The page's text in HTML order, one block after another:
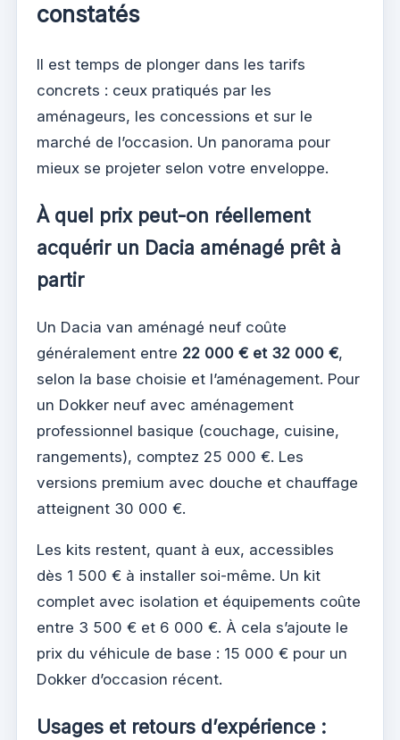
constatés
Il est temps de plonger dans les tarifs
concrets : ceux pratiqués par les
aménageurs, les concessions et sur le
marché de l’occasion. Un panorama pour
mieux se projeter selon votre enveloppe.
À quel prix peut-on réellement
acquérir un Dacia aménagé prêt à
partir
Un Dacia van aménagé neuf coûte
généralement entre 22 000 € et 32 000 €,
selon la base choisie et l’aménagement. Pour
un Dokker neuf avec aménagement
professionnel basique (couchage, cuisine,
rangements), comptez 25 000 €. Les
versions premium avec douche et chauffage
atteignent 30 000 €.
Les kits restent, quant à eux, accessibles
dès 1 500 € à installer soi-même. Un kit
complet avec isolation et équipements coûte
entre 3 500 € et 6 000 €. À cela s’ajoute le
prix du véhicule de base : 15 000 € pour un
Dokker d’occasion récent.
Usages et retours d’expérience :